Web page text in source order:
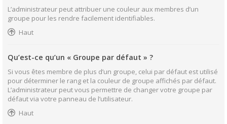
L’administrateur peut attribuer une couleur aux membres d’un
groupe pour les rendre facilement identifiables.
Haut
Qu’est-ce qu’un « Groupe par défaut » ?
Si vous êtes membre de plus d’un groupe, celui par défaut est utilisé
pour déterminer le rang et la couleur de groupe affichés par défaut.
L’administrateur peut vous permettre de changer votre groupe par
défaut via votre panneau de l’utilisateur.
Haut